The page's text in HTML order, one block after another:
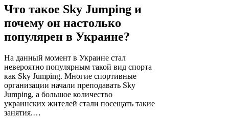
Что такое Sky Jumping и
почему он настолько
популярен в Украине?
На данный момент в Украине стал
невероятно популярным такой вид спорта
как Sky Jumping. Многие спортивные
организации начали преподавать Sky
Jumping, а большое количество
украинских жителей стали посещать такие
занятия.…